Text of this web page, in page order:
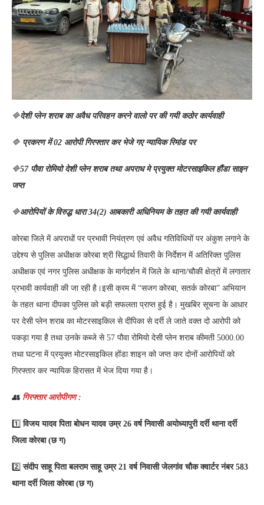
🔷देशी प्लेन शराब का अवैध परिवहन करने वालो पर की गयी कठोर कार्यवाही
🔷 प्रकरण में 02 आरोपी गिरफ्तार कर भेजे गए न्यायिक रिमांड पर
🔷57 पौवा रोमियो देशी प्लेन शराब तथा अपराध मे प्रयुक्त मोटरसाइकिल हौंडा साइन
जप्त
🔷आरोपियों के विरुद्ध धारा 34(2) आबकारी अधिनियम के तहत की गयी कार्यवाही
कोरबा जिले में अपराधों पर प्रभावी नियंत्रण एवं अवैध गतिविधियों पर अंकुश लगाने के
उद्देश्य से पुलिस अधीक्षक कोरबा श्री सिद्धार्थ तिवारी के निर्देशन में अतिरिक्त पुलिस
अधीक्षक एवं नगर पुलिस अधीक्षक के मार्गदर्शन में जिले के थाना/चौकी क्षेत्रों में लगातार
प्रभावी कार्यवाही की जा रही है।इसी क्रम में “सजग कोरबा, सतर्क कोरबा” अभियान
के तहत थाना दीपका पुलिस को बड़ी सफलता प्राप्त हुई है। मुखबिर सूचना के आधार
पर देसी प्लेन शराब का मोटरसाइकिल से दीपिका से दर्री ले जाते वक्त दो आरोपी को
पकड़ा गया है तथा उनके कब्जे से 57 पौवा रोमियो देसी प्लेन शराब कीमती 5000.00
तथा घटना में प्रयुक्त मोटरसाइकिल होंडा शाइन को जप्त कर दोनों आरोपियों को
गिरफ्तार कर न्यायिक हिरासत में भेज दिया गया है।
👥 गिरफ्तार आरोपीगण :
1️⃣विजय यादव पिता बोधन यादव उम्र 26 वर्ष निवासी अयोध्यापुरी दर्री थाना दर्री
जिला कोरबा (छ ग)
2️⃣संदीप साहू पिता बलराम साहू उम्र 21 वर्ष निवासी जेलगांव चौक क्वार्टर नंबर 583
थाना दर्री जिला कोरबा (छ ग)